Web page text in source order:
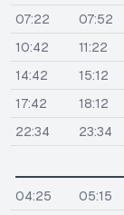
07:22
07:52
10:42
11:22
14:42
15:12
17:42
18:12
22:34
23:34
04:25 05:15